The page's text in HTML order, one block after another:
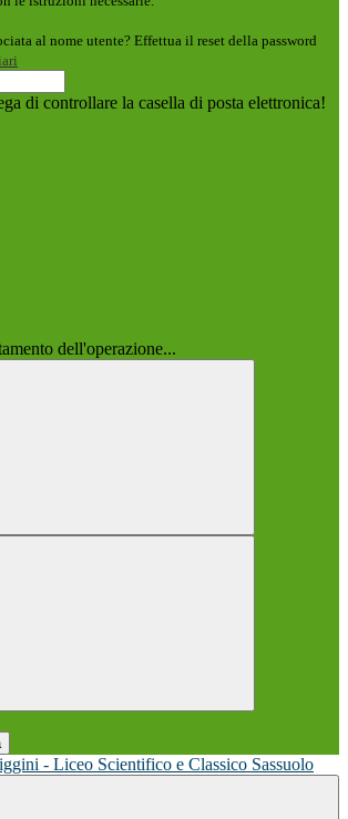
al nome utente? Effettua il reset della password
di controllare la casella di posta elettronica!
dell'operazione...